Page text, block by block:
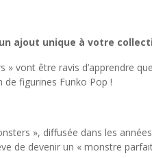
ajout unique à votre
» vont être ravis d’apprendre
figurines Funko Pop !
», diffusée dans les
de devenir un « monstre